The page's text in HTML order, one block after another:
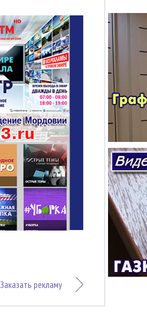
Заказать рекламу